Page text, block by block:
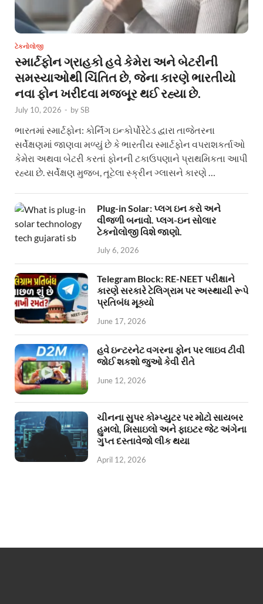
ટેકનોલોજી
સ્માર્ટફોન ગ્રાહકો હવે કેમેરા અને બેટરીની
સમસ્યાઓથી ચિંતિત છે, જેના કારણે ભારતીયો
નવા ફોન ખરીદવા મજબૂર થઈ રહ્યા છે.
July 10, 2026 - bySB
ભારતમાં સ્માર્ટફોન: કોર્નિંગ ઇન્કોર્પોરેટેડ દ્વારા તાજેતરના
સર્વેક્ષણમાં જાણવા મળ્યું છે કે ભારતીય સ્માર્ટફોન વપરાશકર્તાઓ
કેમેરા અથવા બેટરી કરતાં ફોનની ટકાઉપણાને પ્રાથમિકતા આપી
રહ્યા છે. સર્વેક્ષણ મુજબ, તૂટેલા સ્ક્રીન ગ્લાસને કારણે …
Plug-in Solar: પ્લગ ઇન કરો અને
વીજળી બનાવો. પ્લગ-ઇન સોલાર
ટેકનોલોજી વિશે જાણો.
July 6, 2026
Telegram Block: RE-NEET પરીક્ષાને
કારણે સરકારે ટેલિગ્રામ પર અસ્થાયી રૂપે
પ્રતિબંધ મૂક્યો
June 17, 2026
હવે ઇન્ટરનેટ વગરના ફોન પર લાઇવ ટીવી
જોઈ શકશો જુઓ કેવી રીતે
June 12, 2026
ચીનના સુપર કોમ્પ્યુટર પર મોટો સાયબર
હુમલો, મિસાઇલો અને ફાઇટર જેટ અંગેના
ગુપ્ત દસ્તાવેજો લીક થયા
April 12, 2026